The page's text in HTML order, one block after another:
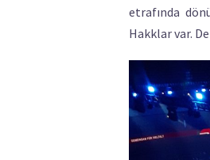
etrafında
Hakklar var.